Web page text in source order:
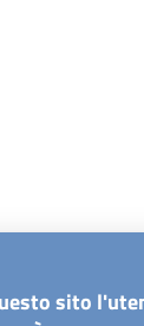
sito